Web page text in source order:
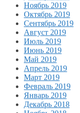
Ноябрь 2019
Октябрь 2019
Сентябрь 2019
Август 2019
Июль 2019
Июнь 2019
Май 2019
Апрель 2019
Март 2019
Февраль 2019
Январь 2019
Декабрь 2018